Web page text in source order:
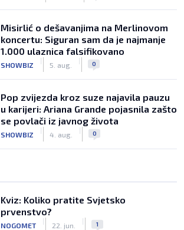
Misirlić o dešavanjima na Merlinovom
koncertu: Siguran sam da je najmanje
1.000 ulaznica falsifikovano
SHOWBIZ
|
5. aug.
| 0
Pop zvijezda kroz suze najavila pauzu
u karijeri: Ariana Grande pojasnila zašto
se povlači iz javnog života
SHOWBIZ
|
4. aug.
| 0
Kviz: Koliko pratite Svjetsko
prvenstvo?
NOGOMET
|
22. jun.
| 1